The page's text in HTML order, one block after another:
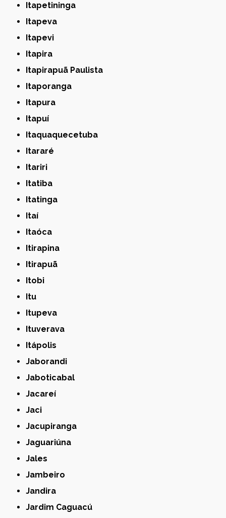
Itapetininga
Itapeva
Itapevi
Itapira
Itapirapuã Paulista
Itaporanga
Itapura
Itapuí
Itaquaquecetuba
Itararé
Itariri
Itatiba
Itatinga
Itaí
Itaóca
Itirapina
Itirapuã
Itobi
Itu
Itupeva
Ituverava
Itápolis
Jaborandi
Jaboticabal
Jacareí
Jaci
Jacupiranga
Jaguariúna
Jales
Jambeiro
Jandira
Jardim Caguacú